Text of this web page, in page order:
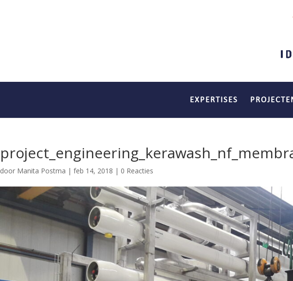
EXPERTISES
door Manita Postma | feb 14, 2018 | 0 Reacties